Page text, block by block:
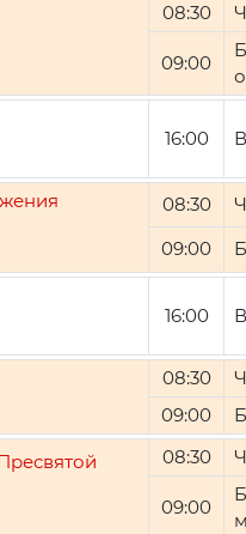
08:30
09:00
16:00
08:30
09:00
16:00
08:30
09:00
08:30
09:00